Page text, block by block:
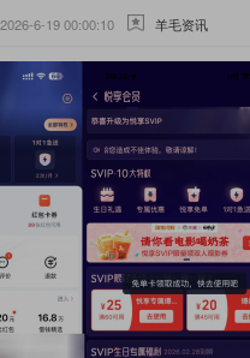
2026-6-19 00:00:10 羊毛资讯